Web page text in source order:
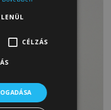
CÉLZÁS